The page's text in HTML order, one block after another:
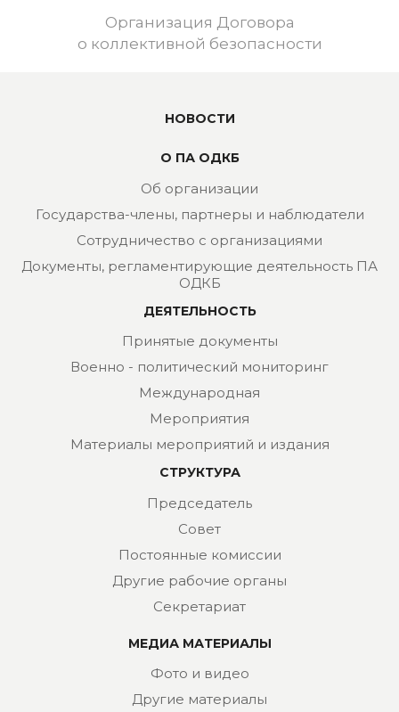
Организация Договора
о коллективной безопасности
НОВОСТИ
О ПА ОДКБ
Об организации
Государства-члены, партнеры и наблюдатели
Сотрудничество с организациями
Документы, регламентирующие деятельность ПА
ОДКБ
ДЕЯТЕЛЬНОСТЬ
Принятые документы
Военно - политический мониторинг
Международная
Мероприятия
Материалы мероприятий и издания
СТРУКТУРА
Председатель
Совет
Постоянные комиссии
Другие рабочие органы
Секретариат
МЕДИА МАТЕРИАЛЫ
Фото и видео
Другие материалы